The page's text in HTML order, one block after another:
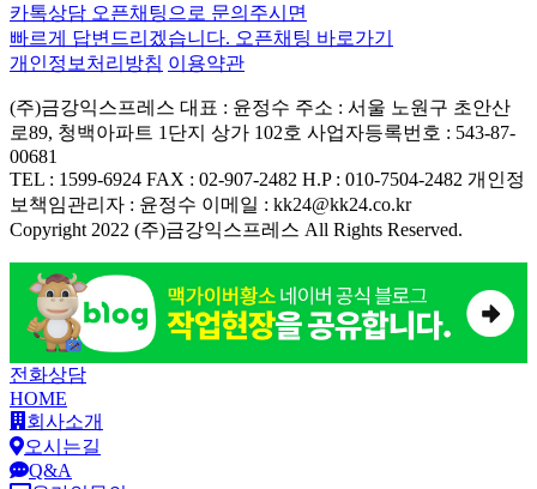
카톡상담 오픈채팅으로 문의주시면
빠르게 답변드리겠습니다. 오픈채팅 바로가기
개인정보처리방침 이용약관
(주)금강익스프레스 대표 : 윤정수 주소 : 서울 노원구 초안산
로89, 청백아파트 1단지 상가 102호 사업자등록번호 : 543-87-
00681
TEL : 1599-6924 FAX : 02-907-2482 H.P : 010-7504-2482 개인정
보책임관리자 : 윤정수 이메일 : kk24@kk24.co.kr
Copyright 2022 (주)금강익스프레스 All Rights Reserved.
전화상담
HOME
회사소개
오시는길
Q&A